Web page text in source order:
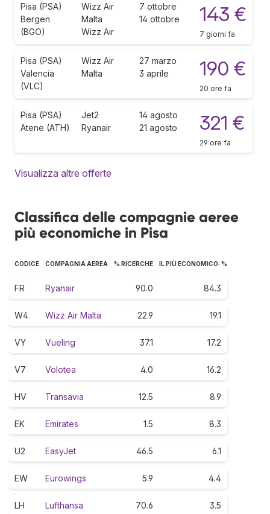
Pisa (PSA)
Bergen
(BGO)
Wizz Air
Malta
Wizz Air
7 ottobre
14 ottobre
143 €
7 giorni fa
Pisa (PSA)
Valencia
(VLC)
Wizz Air
Malta
27 marzo
3 aprile
190 €
20 ore fa
Pisa (PSA)
Atene (ATH)
Jet2
Ryanair
14 agosto
21 agosto
321 €
29 ore fa
Visualizza altre offerte
Classifica delle compagnie aeree
più economiche in Pisa
CODICE COMPAGNIA AEREA % RICERCHE IL PIÙ ECONOMICO: %
FR Ryanair 90.0 84.3
W4 Wizz Air Malta 22.9 19.1
VY Vueling 37.1 17.2
V7 Volotea 4.0 16.2
HV Transavia 12.5 8.9
EK Emirates 1.5 8.3
U2 EasyJet 46.5 6.1
EW Eurowings 5.9 4.4
LH Lufthansa 70.6 3.5